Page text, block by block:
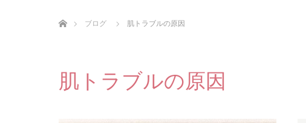
ブログ
肌トラブルの原因
肌トラブルの原因